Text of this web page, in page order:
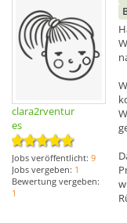
clara2rventur
es
Jobs veröffentlicht: 9
Jobs vergeben: 1
Bewertung vergeben:
1